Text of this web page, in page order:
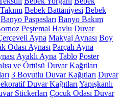
Bebek Battaniyesi Bebek
Banyo Paspasları Banyo Bakım
Peştemal Havlu Duvar
Ayna Makyaj Aynası Boy
Odası Aynası Parçalı Ayna
Ayaklı Ayna Tablo Poster
ve Örtüsü Duvar Kağıtları
3 Boyutlu Duvar Kağıtları Duvar
Duvar Kağıtları Yapışkanlı
Stickerları Çocuk Odası Duvar